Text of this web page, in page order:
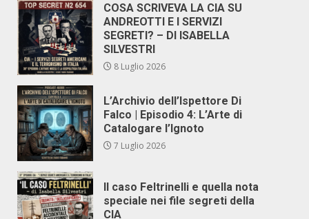
COSA SCRIVEVA LA CIA SU
ANDREOTTI E I SERVIZI
SEGRETI? – DI ISABELLA
SILVESTRI
8 Luglio 2026
L’Archivio dell’Ispettore Di
Falco | Episodio 4: L’Arte di
Catalogare l’Ignoto
7 Luglio 2026
Il caso Feltrinelli e quella nota
speciale nei file segreti della
CIA